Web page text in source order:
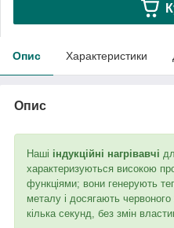
Опис Характеристики
Опис
Наші індукційні нагрівавчі
характеризуються високою
функціями; вони генерують
металу і досягають
кілька секунд, без змін